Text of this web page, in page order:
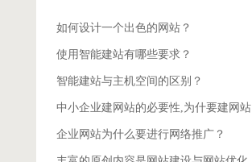
如何设计一个出色的网站？
使用智能建站有哪些要求？
智能建站与主机空间的区别？
中小企业建网站的必要性,为什要建网站
企业网站为什么要进行网络推广？